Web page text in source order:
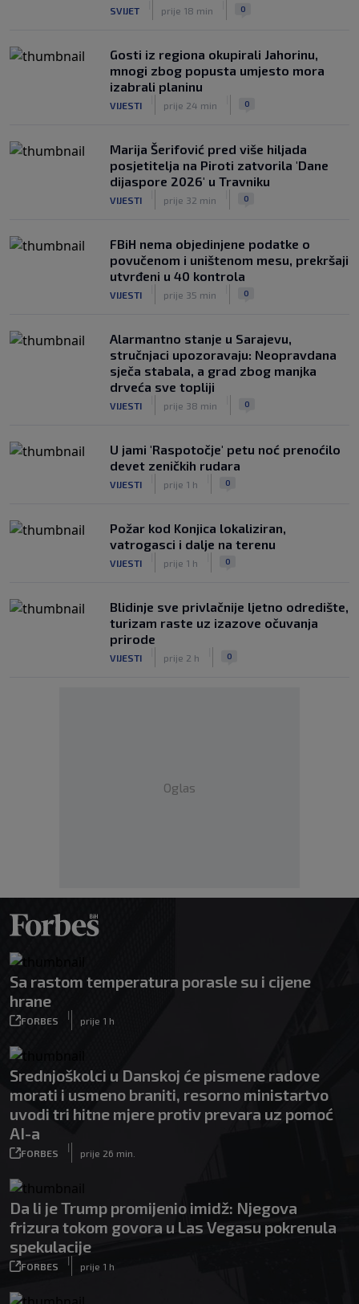
SVIJET prije 18 min 0
Gosti iz regiona okupirali Jahorinu,
mnogi zbog popusta umjesto mora
izabrali planinu
VIJESTI prije 24 min 0
Marija Šerifović pred više hiljada
posjetitelja na Piroti zatvorila 'Dane
dijaspore 2026' u Travniku
VIJESTI prije 32 min 0
FBiH nema objedinjene podatke o
povučenom i uništenom mesu, prekršaji
utvrđeni u 40 kontrola
VIJESTI prije 35 min 0
Alarmantno stanje u Sarajevu,
stručnjaci upozoravaju: Neopravdana
sječa stabala, a grad zbog manjka
drveća sve topliji
VIJESTI prije 38 min 0
U jami 'Raspotočje' petu noć prenoćilo
devet zeničkih rudara
VIJESTI prije 1 h 0
Požar kod Konjica lokaliziran,
vatrogasci i dalje na terenu
VIJESTI prije 1 h 0
Blidinje sve privlačnije ljetno odredište,
turizam raste uz izazove očuvanja
prirode
VIJESTI prije 2 h 0
Oglas
Sa rastom temperatura porasle su i cijene
hrane
FORBES
|
prije 1 h
Srednjoškolci u Danskoj će pismene radove
morati i usmeno braniti, resorno ministartvo
uvodi tri hitne mjere protiv prevara uz pomoć
AI-a
FORBES
|
prije 26 min.
Da li je Trump promijenio imidž: Njegova
frizura tokom govora u Las Vegasu pokrenula
spekulacije
FORBES
|
prije 1 h